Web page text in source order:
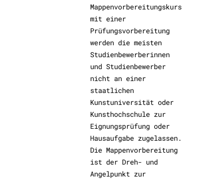
Mappenvorbereitungskurs
mit einer
Prüfungsvorbereitung
werden die meisten
Studienbewerberinnen
und Studienbewerber
nicht an einer
staatlichen
Kunstuniversität oder
Kunsthochschule zur
Eignungsprüfung oder
Hausaufgabe zugelassen.
Die Mappenvorbereitung
ist der Dreh- und
Angelpunkt zur